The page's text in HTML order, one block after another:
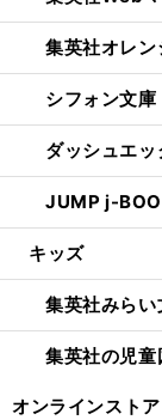
集英社オレン
シフォン文庫
ダッシュエッ
JUMP j-
キッズ
集英社みらい
集英社の児
オンラインストア